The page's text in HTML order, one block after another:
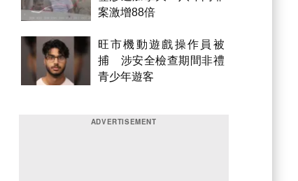
案激增88倍
旺市機動遊戲操作員被
捕 涉安全檢查期間非禮
青少年遊客